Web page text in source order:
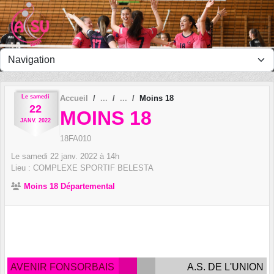
Le samedi
22
JANV. 2022
Accueil Moins 18
MOINS 18
18FA010
Le samedi 22 janv. 2022 à 14h
Lieu : COMPLEXE SPORTIF BELESTA
Moins 18 Départemental
AVENIR FONSORBAIS
A.S. DE L'UNION
Panneau de gestion des cookies